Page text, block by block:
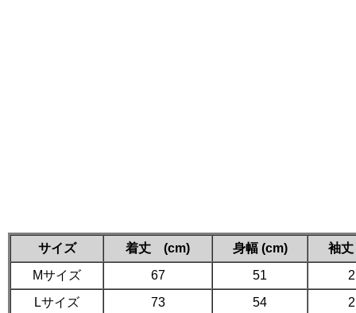
サイズ 着丈 (cm) 身幅 (cm)
袖
Mサイズ
67 51
Lサイズ
73 54